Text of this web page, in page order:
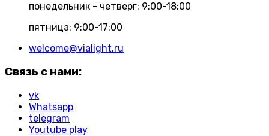
понедельник - четверг: 9:00-18:00
пятница: 9:00-17:00
welcome@vialight.ru
Связь с нами:
vk
Whatsapp
telegram
Youtube play